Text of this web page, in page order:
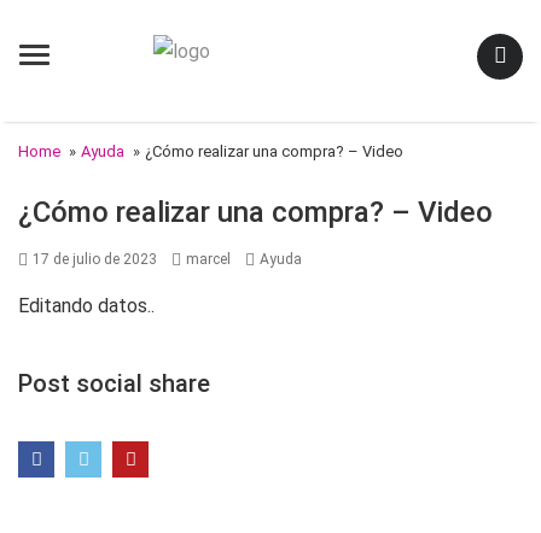
Menu
Home » Ayuda » ¿Cómo realizar una compra? – Video
¿Cómo realizar una compra? – Video
Posted
17 de julio de 2023 Author
marcel Categories
Ayuda
Editando datos..
Post social share